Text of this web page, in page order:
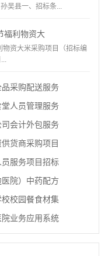
吴县一、招标条...
福利物资大
资大米采购项目（招标编
采购配送服务
人员管理服务
会计外包服务
货商采购项目
服务项目招标
院）中药配方
校园餐食材集
业务应用系统